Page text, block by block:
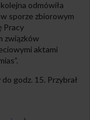
odmówiła
sporze zbiorowym
Pracy
związków
aktami
godz. 15. Przybrał